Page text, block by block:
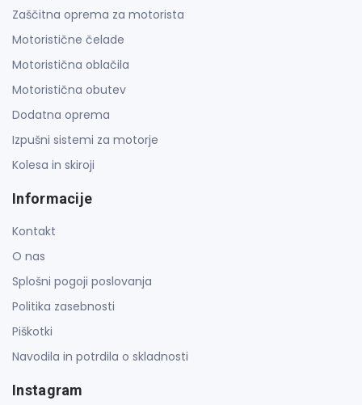
Zaščitna oprema za motorista
Motoristične čelade
Motoristična oblačila
Motoristična obutev
Dodatna oprema
Izpušni sistemi za motorje
Kolesa in skiroji
Informacije
Kontakt
O nas
Splošni pogoji poslovanja
Politika zasebnosti
Piškotki
Navodila in potrdila o skladnosti
Instagram